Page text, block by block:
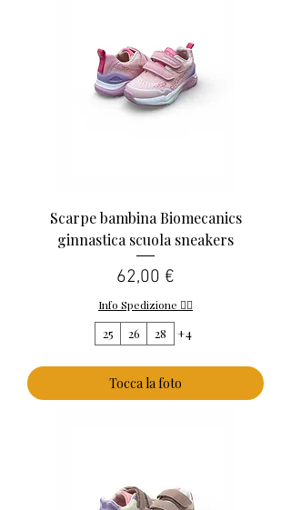
Scarpe bambina Biomecanics
ginnastica scuola sneakers
Prezzo
62,00 €
Info Spedizione 👈🏻
25 26 28 +4
Tocca la foto